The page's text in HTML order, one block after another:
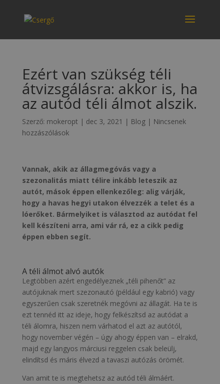
Ezért van szükség téli
átvizsgálásra: akkor is, ha
az autód téli álmot alszik.
Szerző: mokeropt | dec 3, 2021 | Blog| Nincsenek
hozzászólások
Vannak, akik az állagmegóvás vagy a
szezonalitás miatt télire inkább leteszik az
autót, mások éppen ellenkezőleg: alig várják,
hogy a havas hegyi utakon élvezzék a telet és a
lóerőket. Bármelyiket is választod az autódat fel
kell készíteni arra, ami vár rá, ez a cikk pedig
éppen ebben segít.
A téli álmot alvó autók
Legtöbben azért engedélyeznek „téli pihenőt” az
autójuknak mert szezonautó (például egy kabrió) vagy
egyszerűen csak szeretnék megóvni az állagát. Ha te is
ezt tennéd itt az ideje, hogy felkészítsd az autódat a
téli álomra, hiszen nem várhatod el azt az autótól,
hogy november végén – úgy ahogy éppen van – elrakd,
majd egy langyos márciusi reggelen csak beleülj,
elindítsd és máris élvezd a tavaszi autózás örömét.
Van amit te is megtehetsz az autód téli álmáért.